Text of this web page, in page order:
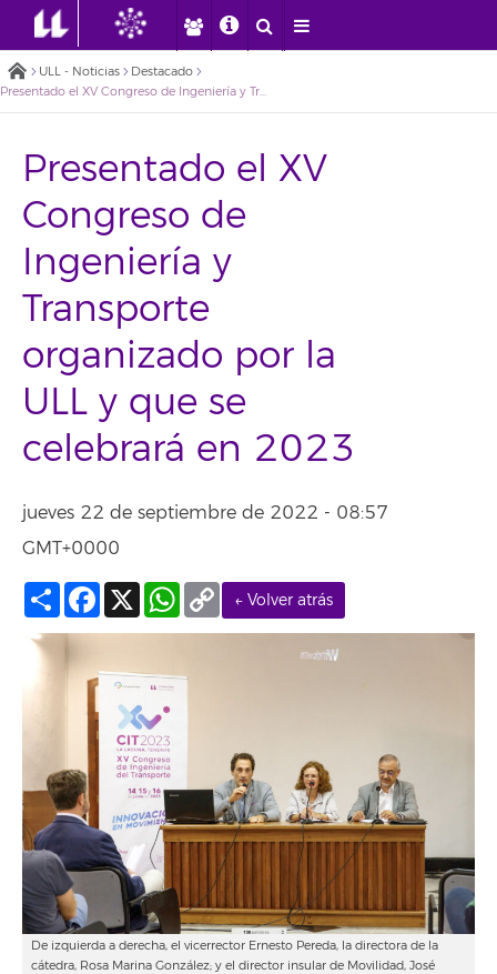
ULL - Noticias
Destacado
Presentado el XV Congreso de Ingeniería y Transporte organizado por la ULL y que se celebrará en 2023
Presentado el XV
Congreso de
Ingeniería y
Transporte
organizado por la
ULL y que se
celebrará en 2023
jueves 22 de septiembre de 2022 - 08:57
GMT+0000
← Volver atrás
Compartir
Facebook
X WhatsApp
Copy
Link
De izquierda a derecha, el vicerrector Ernesto Pereda, la directora de la
cátedra, Rosa Marina González; y el director insular de Movilidad, José